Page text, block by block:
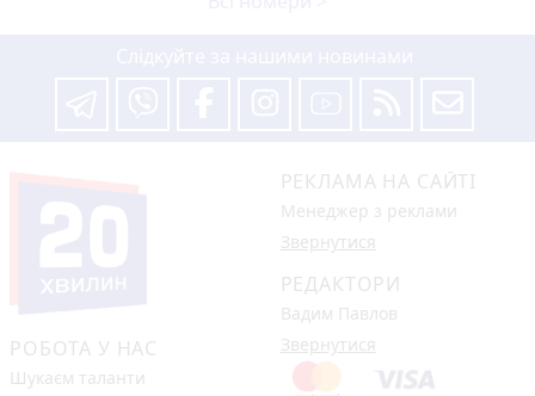
РОБОТА У НАС
Шукаєм таланти
РЕКЛАМА НА САЙТІ
Менеджер з реклами
Звернутися
РЕДАКТОРИ
Вадим Павлов
Звернутися